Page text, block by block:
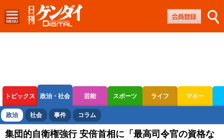
トピックス 政治・社会 芸能 スポーツ ライフ マネー
ボートレース 競輪 オートレース
政治 社会 事件 コラム
集団的自衛権強行 安倍首相に「最高司令官の資格な